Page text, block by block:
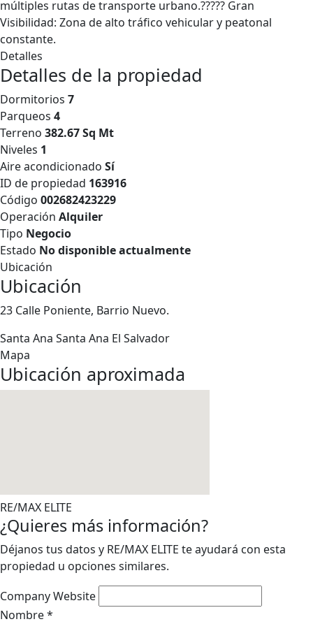
múltiples rutas de transporte urbano.????? Gran
Visibilidad: Zona de alto tráfico vehicular y peatonal
constante.
Detalles
Detalles de la propiedad
Dormitorios 7
Parqueos 4
Terreno 382.67 Sq Mt
Niveles 1
Aire acondicionado Sí
ID de propiedad 163916
Código 002682423229
Operación Alquiler
Tipo Negocio
Estado No disponible actualmente
Ubicación
Ubicación
23 Calle Poniente, Barrio Nuevo.
Santa Ana Santa Ana El Salvador
Mapa
Ubicación aproximada
RE/MAX ELITE
¿Quieres más información?
Déjanos tus datos y RE/MAX ELITE te ayudará con esta
propiedad u opciones similares.
Company Website
Nombre*